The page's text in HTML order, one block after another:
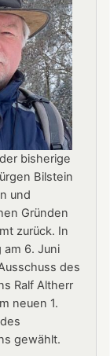
bisherige
Bilstein
und
Gründen
zurück. In
am 6. Juni
des
Ralf Altherr
neuen 1.
gewählt.